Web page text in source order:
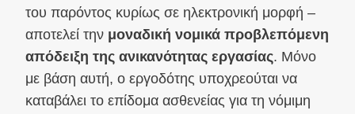
του παρόντος κυρίως σε ηλεκτρονική μορφή –
αποτελεί την μοναδική νομικά προβλεπόμενη
απόδειξη της ανικανότητας εργασίας. Μόνο
με βάση αυτή, ο εργοδότης υποχρεούται να
καταβάλει το επίδομα ασθενείας για τη νόμιμη